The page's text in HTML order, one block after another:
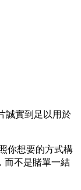
誠實到足以用於
你想要的方式構
而不是賭單一結